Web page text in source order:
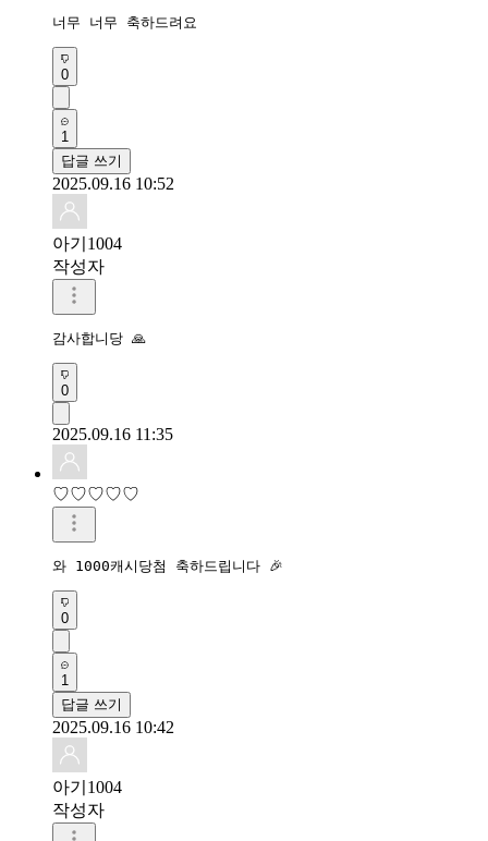
너무 너무 축하드려요
0
1
답글 쓰기
2025.09.16 10:52
아기1004
작성자
감사합니당 🙏
0
2025.09.16 11:35
♡♡♡♡♡
와 1000캐시당첨 축하드립니다 🎉
0
1
답글 쓰기
2025.09.16 10:42
아기1004
작성자